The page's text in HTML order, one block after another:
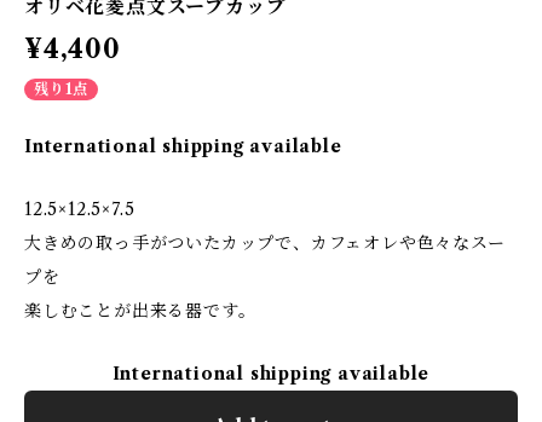
オリベ花菱点文スープカップ
¥4,400
残り1点
International shipping available
12.5×12.5×7.5
大きめの取っ手がついたカップで、カフェオレや色々なスー
プを
楽しむことが出来る器です。
International shipping available